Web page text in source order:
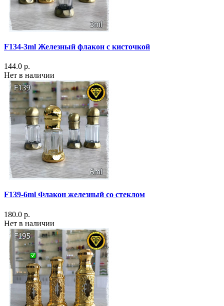
F134-3ml Железный флакон с кисточкой
144.0 р.
Нет в наличии
F139-6ml Флакон железный со стеклом
180.0 р.
Нет в наличии